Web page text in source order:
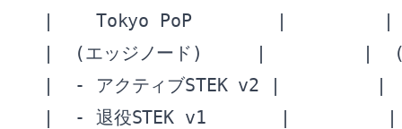
|    Tokyo PoP        |
|  (エッジノード)     |         |
|  - アクティブSTEK v2 |         |
|  - 退役STEK v1       |